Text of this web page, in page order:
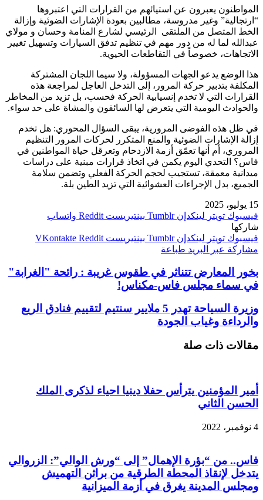
المواطنون يعبرون عن استيائهم من القرارات التي اعتبروها
“ارتجالية” وغير مدروسة، مطالبين بعودة الإشارات الضوئية وإزالة
الخط المتصل من الملتقى الرئيسي لشارع المنامة وحسان و مولاي
عبدالله لما له من دور مهم في تنظيم تدفق السيارات وتسهيل تغيير
الاتجاهات، خصوصاً في التقاطعات الحيوية.
هذا الوضع يدعو الجهات المسؤولة، ولا سيما اللجان المشتركة
المكلفة بتدبير حركة المرور، إلى التدخل العاجل لمراجعة هذه
القرارات التي لا تخدم إنسيابية الحركة فحسب، بل تزيد من المخاطر
والحوادث اليومية التي يتعرض لها السائقون والمشاة على حد سواء.
في ظل هذه الفوضى المرورية، يبقى السؤال المحوري: هل تخدم
إزالة الإشارات الضوئية والمنع المتكرر لحركات المرور التنظيم
المروري، أم أنها تعمّق أزمة الازدحام وتعرقل حياة المواطنين في
فاس؟ التحدي اليوم يكمن في اتخاذ قرارات مبنية على دراسات
ميدانية معمقة، تستجيب لحجم الحركة الفعلي وتضمن سلامة
الجميع، بدل الإجراءات العشوائية التي تزيد الطين بلة.
15 يوليو، 2025
فيسبوك تويتر لينكدإن بينتيريست
واتساب
شاركها
فيسبوك تويتر لينكدإن بينتيريست
مشاركة عبر البريد طباعة
بخور المعارض تتناثر في طقوس غريبة : رائحة "الغرابة"
في سماء مجلس فاس-مكناس!
وزيرة السياحة تهدر 5 ملايير سنتيم لتقييم فنادق الريع
والرداءة وغياب الجودة
مقالات ذات صلة
أمير المؤمنين يترأس حفلا دينيا احياء لذكرى الملك
الحسن الثاني
4 نوفمبر، 2022
فاس.. من “بؤرة الإهمال” إلى “ورش الوالي”: الزروالي
يتدخل لإنقاذ المحطة الطرقية من براثن التهميش
ومجلس المدينة يغرق في أزمة الميزانية